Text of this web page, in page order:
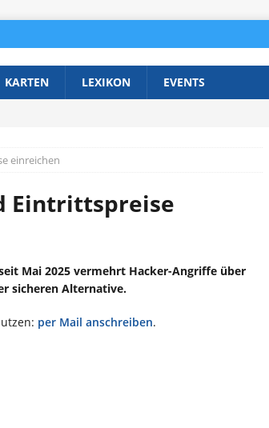
KARTEN LEXIKON EVENTS
einreichen
Eintrittspreise
Mai 2025 vermehrt Hacker-Angriffe über
sicheren Alternative.
per Mail anschreiben.